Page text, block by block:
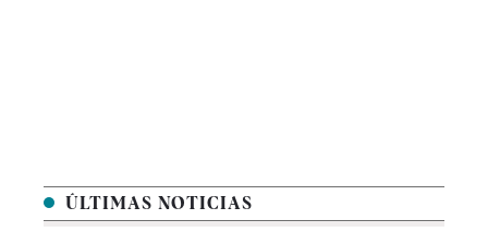
ÚLTIMAS NOTICIAS